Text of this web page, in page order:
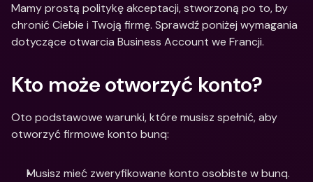
Mamy prostą politykę akceptacji, stworzoną po to, by
chronić Ciebie i Twoją firmę. Sprawdź poniżej wymagania
dotyczące otwarcia Business Account we Francji.
Kto może otworzyć konto?
Oto podstawowe warunki, które musisz spełnić, aby
otworzyć firmowe konto bunq:
Musisz mieć zweryfikowane konto osobiste w bunq.